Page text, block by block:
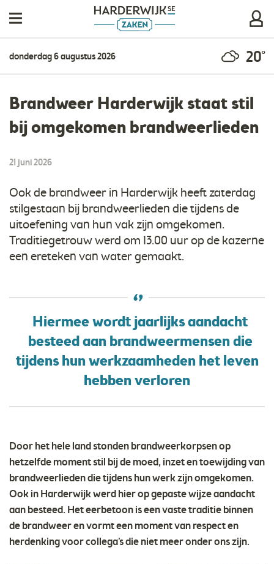
donderdag 6 augustus 2026 20°
Brandweer Harderwijk staat stil
bij omgekomen brandweerlieden
21 juni 2026
Ook de brandweer in Harderwijk heeft zaterdag
stilgestaan bij brandweerlieden die tijdens de
uitoefening van hun vak zijn omgekomen.
Traditiegetrouw werd om 13.00 uur op de kazerne
een ereteken van water gemaakt.
Hiermee wordt jaarlijks aandacht
besteed aan brandweermensen die
tijdens hun werkzaamheden het leven
hebben verloren
Door het hele land stonden brandweerkorpsen op
hetzelfde moment stil bij de moed, inzet en toewijding van
brandweerlieden die tijdens hun werk zijn omgekomen.
Ook in Harderwijk werd hier op gepaste wijze aandacht
aan besteed. Het eerbetoon is een vaste traditie binnen
de brandweer en vormt een moment van respect en
herdenking voor collega’s die niet meer onder ons zijn.